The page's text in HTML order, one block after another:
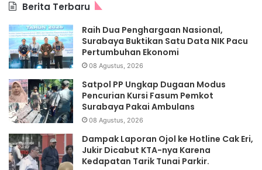
Berita Terbaru
Raih Dua Penghargaan Nasional,
Surabaya Buktikan Satu Data NIK Pacu
Pertumbuhan Ekonomi
08 Agustus, 2026
Satpol PP Ungkap Dugaan Modus
Pencurian Kursi Fasum Pemkot
Surabaya Pakai Ambulans
08 Agustus, 2026
Dampak Laporan Ojol ke Hotline Cak Eri,
Jukir Dicabut KTA-nya Karena
Kedapatan Tarik Tunai Parkir.